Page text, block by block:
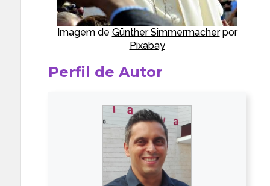
Imagem de Günther Simmermacherpor
Pixabay
Perfil de Autor